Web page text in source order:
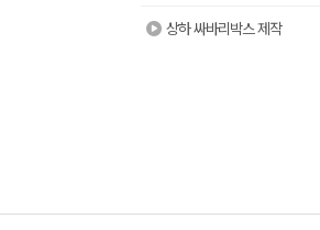
상하 싸바리박스 제작